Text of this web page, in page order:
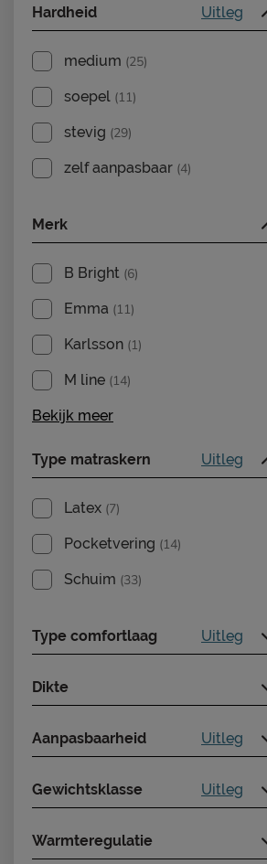
Hardheid Uitleg
medium (25)
soepel (11)
stevig (29)
zelf aanpasbaar (4)
Merk
B Bright (6)
Emma (11)
Karlsson (1)
M line (14)
Bekijk meer
Type matraskern Uitleg
Latex (7)
Pocketvering (14)
Schuim (33)
Type comfortlaag Uitleg
Dikte
Aanpasbaarheid Uitleg
Gewichtsklasse Uitleg
Warmteregulatie